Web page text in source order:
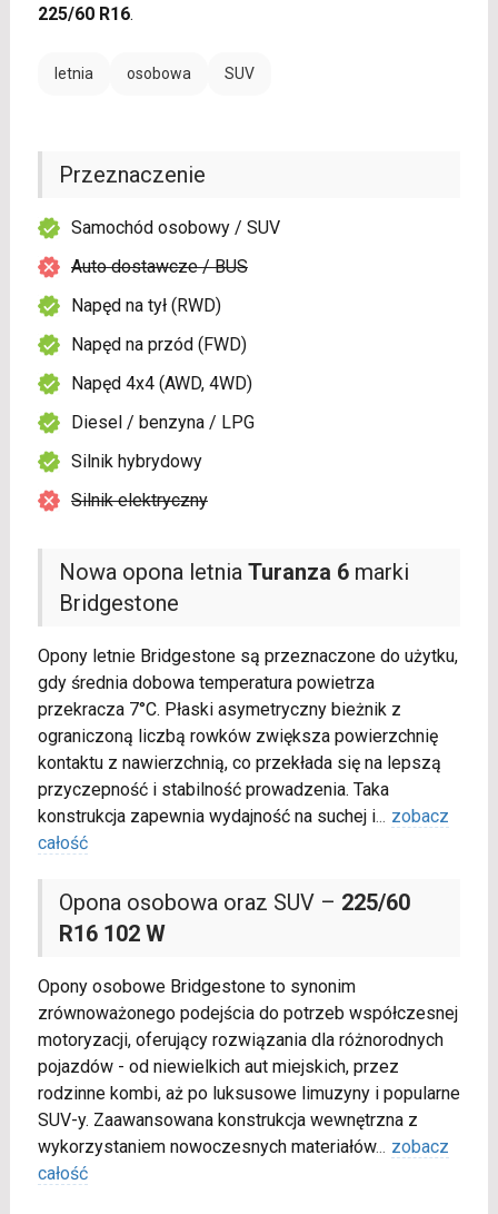
225/60 R16.
letnia osobowa SUV
Nowa opona letnia Turanza 6marki
Bridgestone
Opony letnie Bridgestone są przeznaczone do użytku,
gdy średnia dobowa temperatura powietrza
przekracza 7°C. Płaski asymetryczny bieżnik z
ograniczoną liczbą rowków zwiększa powierzchnię
kontaktu z nawierzchnią, co przekłada się na lepszą
przyczepność i stabilność prowadzenia. Taka
konstrukcja zapewnia wydajność na suchej i... zobacz
całość
Opona osobowa oraz SUV – 225/60
R16 102 W
Opony osobowe Bridgestone to synonim
zrównoważonego podejścia do potrzeb współczesnej
motoryzacji, oferujący rozwiązania dla różnorodnych
pojazdów - od niewielkich aut miejskich, przez
rodzinne kombi, aż po luksusowe limuzyny i popularne
SUV-y. Zaawansowana konstrukcja wewnętrzna z
wykorzystaniem nowoczesnych materiałów... zobacz
całość
Przeznaczenie
Samochód osobowy / SUV
Auto dostawcze / BUS
Napęd na tył (RWD)
Napęd na przód (FWD)
Napęd 4x4 (AWD, 4WD)
Diesel / benzyna / LPG
Silnik hybrydowy
Silnik elektryczny